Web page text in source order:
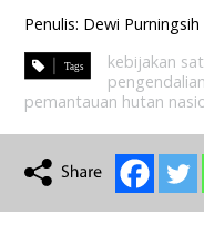
Penulis: Dewi Purningsih
kebijakan
pemantauan hutan